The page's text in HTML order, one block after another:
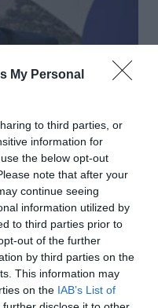
My Personal
to third parties, or
information for
the below opt-out
note that after your
continue seeing
information utilized by
to third parties prior to
out of the further
by third parties on the
This information may
on the IAB’s List of
καμένες και
της